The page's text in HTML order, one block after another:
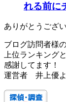
れる前に
ありがとうござ
ブログ訪問者様
上位ランキング
感謝してます
運営者 井上優よ